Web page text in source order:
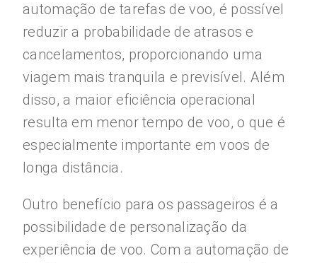
automação de tarefas de voo, é possível
reduzir a probabilidade de atrasos e
cancelamentos, proporcionando uma
viagem mais tranquila e previsível. Além
disso, a maior eficiência operacional
resulta em menor tempo de voo, o que é
especialmente importante em voos de
longa distância.
Outro benefício para os passageiros é a
possibilidade de personalização da
experiência de voo. Com a automação de